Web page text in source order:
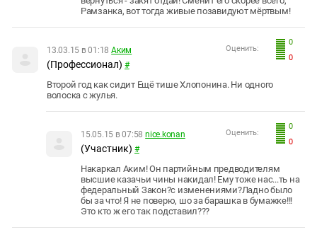
Рамзанка, вот тогда живые позавидуют мёртвым!
0
0
Оценить:
13.03.15 в 01:18 Аким
(Профессионал) #
Второй год как сидит Ещё тише Хлопонина. Ни одного
волоска с жулья.
0
0
Оценить:
15.05.15 в 07:58 nice.konan
(Участник) #
Накаркал Аким! Он партийным предводителям
высшие казачьи чины накидал! Ему тоже нас...ть на
федеральный Закон?с изменениями?Ладно было
бы за что! Я не поверю, шо за барашка в бумажке!!!
Это кто ж его так подставил???